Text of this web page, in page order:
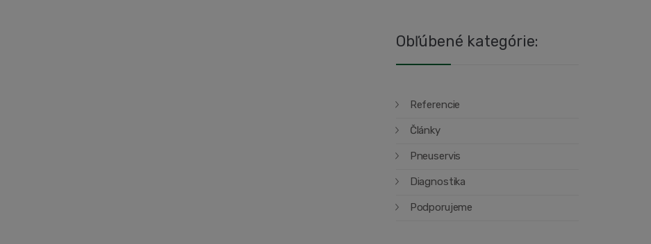
Obľúbené kategórie:
Referencie
Články
Pneuservis
Diagnostika
Podporujeme